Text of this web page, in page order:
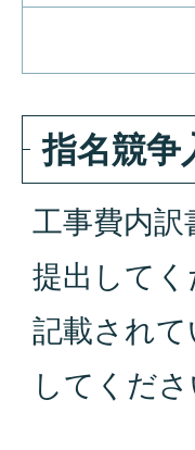
指名競争
工事費内
提出してく
記載され
してくださ